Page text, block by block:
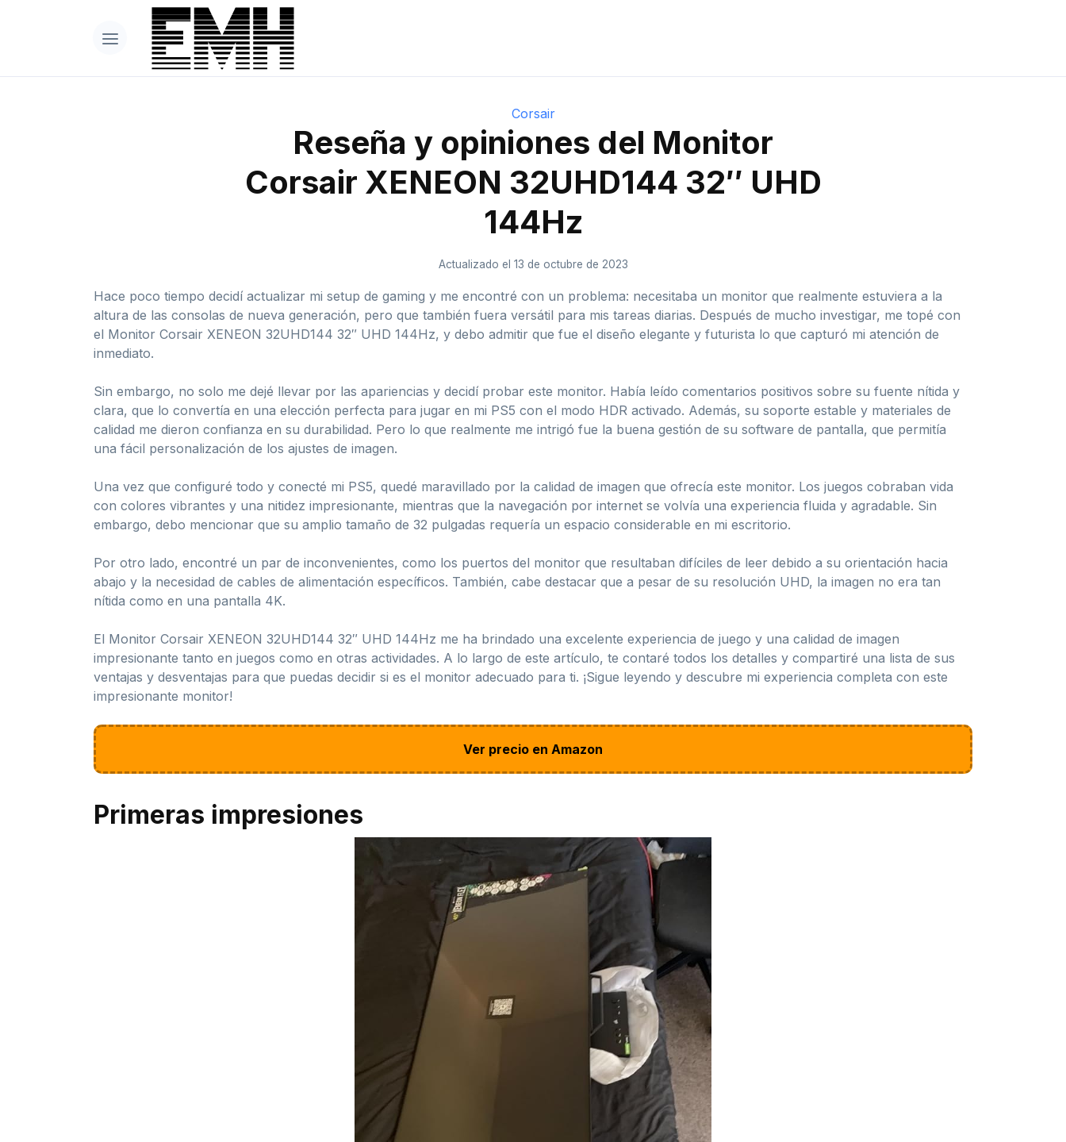
Corsair
Reseña y opiniones del Monitor
Corsair XENEON 32UHD144 32″ UHD
144Hz
Actualizado el 13 de octubre de 2023
Hace poco tiempo decidí actualizar mi setup de gaming y me encontré con un problema: necesitaba un monitor que realmente estuviera a la
altura de las consolas de nueva generación, pero que también fuera versátil para mis tareas diarias. Después de mucho investigar, me topé con
el Monitor Corsair XENEON 32UHD144 32″ UHD 144Hz, y debo admitir que fue el diseño elegante y futurista lo que capturó mi atención de
inmediato.
Sin embargo, no solo me dejé llevar por las apariencias y decidí probar este monitor. Había leído comentarios positivos sobre su fuente nítida y
clara, que lo convertía en una elección perfecta para jugar en mi PS5 con el modo HDR activado. Además, su soporte estable y materiales de
calidad me dieron confianza en su durabilidad. Pero lo que realmente me intrigó fue la buena gestión de su software de pantalla, que permitía
una fácil personalización de los ajustes de imagen.
Una vez que configuré todo y conecté mi PS5, quedé maravillado por la calidad de imagen que ofrecía este monitor. Los juegos cobraban vida
con colores vibrantes y una nitidez impresionante, mientras que la navegación por internet se volvía una experiencia fluida y agradable. Sin
embargo, debo mencionar que su amplio tamaño de 32 pulgadas requería un espacio considerable en mi escritorio.
Por otro lado, encontré un par de inconvenientes, como los puertos del monitor que resultaban difíciles de leer debido a su orientación hacia
abajo y la necesidad de cables de alimentación específicos. También, cabe destacar que a pesar de su resolución UHD, la imagen no era tan
nítida como en una pantalla 4K.
El Monitor Corsair XENEON 32UHD144 32″ UHD 144Hz me ha brindado una excelente experiencia de juego y una calidad de imagen
impresionante tanto en juegos como en otras actividades. A lo largo de este artículo, te contaré todos los detalles y compartiré una lista de sus
ventajas y desventajas para que puedas decidir si es el monitor adecuado para ti. ¡Sigue leyendo y descubre mi experiencia completa con este
impresionante monitor!
Ver precio en Amazon
Primeras impresiones